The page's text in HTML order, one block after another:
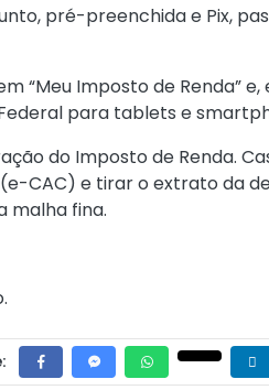
pré-preenchida e Pix,
“Meu Imposto de Renda” e,
para tablets e
do Imposto de Renda.
CAC) e tirar o extrato da
malha fina.